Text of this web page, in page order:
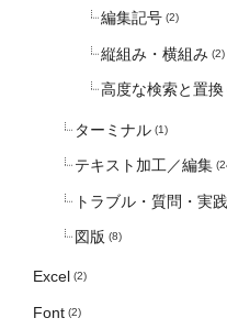
編集記号 (2)
縦組み・横組み (2)
高度な検索と置換
ターミナル (1)
テキスト加工／編集
トラブル・質問・実践
図版 (8)
Excel (2)
Font (2)